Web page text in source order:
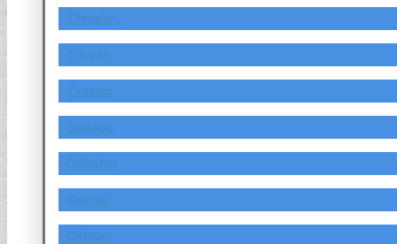
Chrysler
Citroen
Custom
Daewoo
Daihatsu
Daimler
Datsun